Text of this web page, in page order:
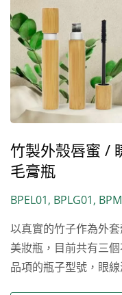
類品項。 除了現有公版
自然竹外蓋軟管包材外
美化粧品提供客製化竹
套不同高度或口徑的模
務，同時提供軟管後加
務包括噴漆、燙金、印
等，讓您可以創造出屬
己品牌風格的自然竹外
管包材，滿足無論是品
商、自有品牌對彩妝產
節的極致追求。
竹製外殼唇蜜 /
毛膏瓶
BPEL01, BPLG01,
以真實的竹子作為外套
美妝瓶，目前共有三個
品項的瓶子型號，眼線